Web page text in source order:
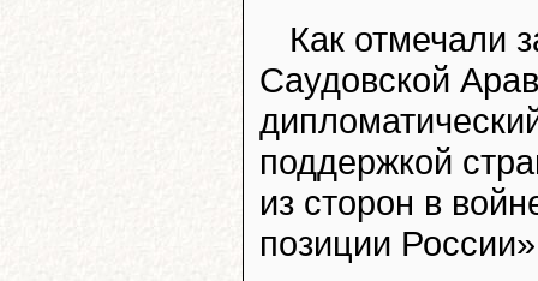
Как отмечали
Саудовской
поддержкой
из сторон в
позиции